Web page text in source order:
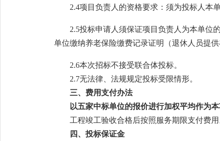
2.4项目负责人的资格要求 ： 须为投标人本
2.5投标申请人须保证项目负责人为本单位
单位缴纳养老保险缴费记录证明（退休人员提
2.6本次招标不接受联合体投标。
2.7无法律、法规规定投标受限情形。
三、 费用支付办法
以五家中标单位的报价进行加权平均作为
工程竣工验收合格后按照服务期限支付费用
四、投标保证金